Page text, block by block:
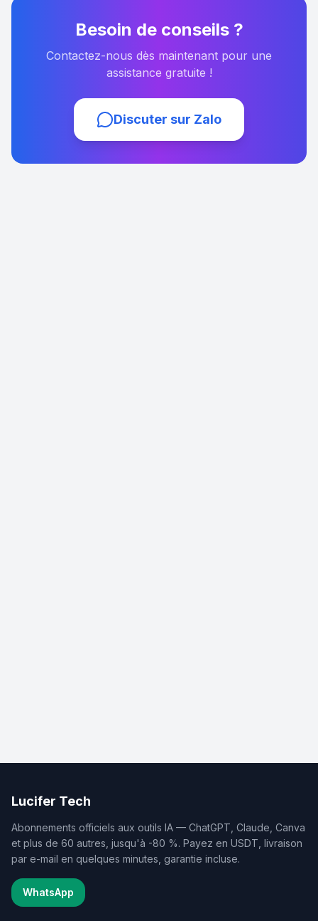
Besoin de conseils ?
Contactez-nous dès maintenant pour une
assistance gratuite !
Discuter sur Zalo
Lucifer Tech
Abonnements officiels aux outils IA — ChatGPT, Claude, Canva
et plus de 60 autres, jusqu'à -80 %. Payez en USDT, livraison
par e-mail en quelques minutes, garantie incluse.
WhatsApp